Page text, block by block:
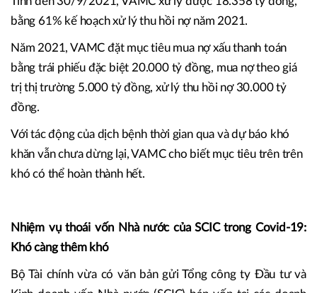
bằng 61% kế hoạch xử lý thu hồi nợ năm 2021.
Năm 2021, VAMC đặt mục tiêu mua nợ xấu thanh toán
bằng trái phiếu đặc biệt 20.000 tỷ đồng, mua nợ theo giá
trị thị trường 5.000 tỷ đồng, xử lý thu hồi nợ 30.000 tỷ
đồng.
Với tác động của dịch bệnh thời gian qua và dự báo khó
khăn vẫn chưa dừng lại, VAMC cho biết mục tiêu trên trên
khó có thể hoàn thành hết.
Nhiệm vụ thoái vốn Nhà nước của SCIC trong Covid-19:
Khó càng thêm khó
Bộ Tài chính vừa có văn bản gửi Tổng công ty Đầu tư và